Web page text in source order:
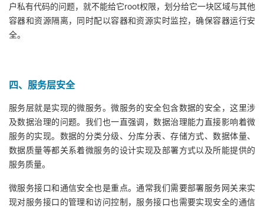
户私有代码的问题，就不能给它root权限，划分给它一块区域与其他
容器和资源隔离，同时配以容器和资源实时监控，确保容器运行安
全。
四、服务层安全
服务层就是实现的微服务。微服务的安全包含数据的安全，这里涉
及数据治理的问题。我们也一直强调，数据治理能力直接影响着微
服务的实现。数据的分类分级、分库分表、存储方式、数据体量、
数据质量等都关系着微服务的设计实现及部署方式以及所能提供的
服务质量。
微服务接口和通信安全也是重点。通常我们需要部署服务网关来实
现对服务接口的管理和访问控制，服务接口也需要实现安全的通信